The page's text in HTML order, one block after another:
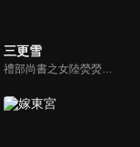
三更雪
禮部尚書之女陸熒熒因家道中落淪為暴君君澈的妃嬪，而後被他誤殺，幸運的是她重生到了一切悲劇發生之前。這一世，陸熒熒發誓要改變命運，為此她找到了仍是罪囚的君澈，買下他利用他幫自己復仇，而君澈確實也有必須隱藏身份的理由，兩人的命運因此緊緊糾纏在一起...